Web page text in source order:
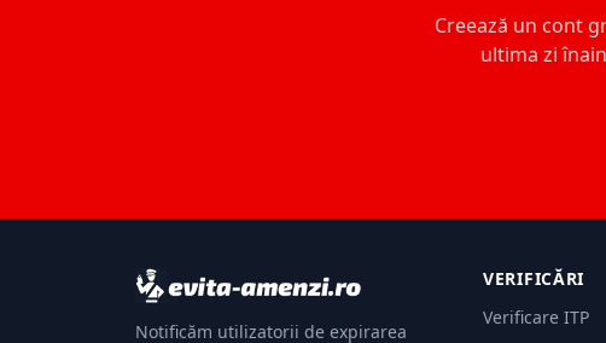
Creează un cont
ultima zi
Notificăm utilizatorii de expirarea
VERIFICĂRI
Verificare ITP